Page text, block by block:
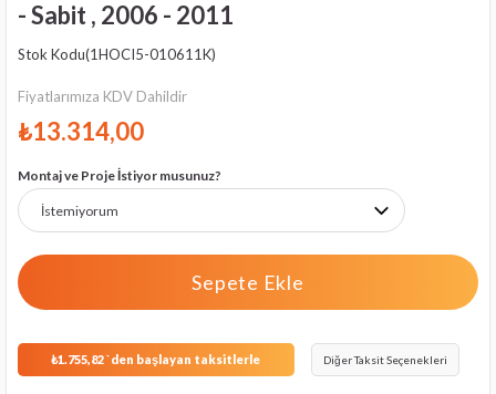
- Sabit , 2006 - 2011
Stok Kodu(1HOCI5-010611K)
Fiyatlarımıza KDV Dahildir
₺13.314,00
Montaj ve Proje İstiyor musunuz?
₺1.755,82`den başlayan taksitlerle Diğer Taksit Seçenekleri